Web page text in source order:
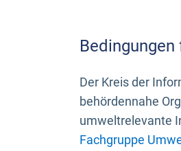
Der Kreis der
behördennahe
umweltrelevante
Fachgruppe